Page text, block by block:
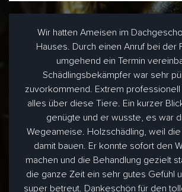
Wir hatten Ameisen im
Hauses. Durch einen Anruf bei der
umgehend ein Termin
Schädlingsbekämpfer war sehr
zuvorkommend. Extrem
alles über diese Tiere. Ein kurzer
genügte und er wusste, es war
Wegeameise. Holzschädling, weil
damit bauen. Er konnte sofort den
machen und die Behandlung gezielt
die ganze Zeit ein sehr gutes Gefühl
super betreut. Dankeschön für den